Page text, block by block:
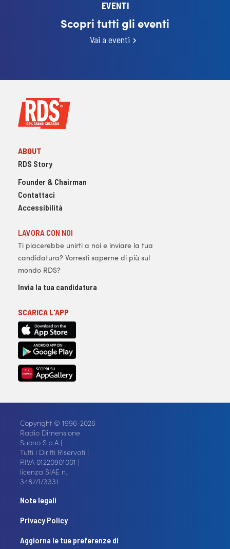
EVENTI
Scopri tutti gli eventi
Vai a eventi
ABOUT
RDS Story
Founder & Chairman
Contattaci
Accessibilità
LAVORA CON NOI
Ti piacerebbe unirti a noi e inviare la tua
candidatura? Vorresti saperne di più sul
mondo RDS?
Invia la tua candidatura
SCARICA L'APP
Copyright © 1996-2026
Radio Dimensione
Suono S.p.A |
Tutti i Diritti Riservati |
P.IVA 01220901001 |
licenza SIAE n.
3487/I/3331
Note legali
Privacy Policy
Aggiorna le tue preferenze di